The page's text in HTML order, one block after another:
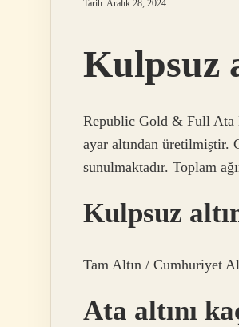
Tarih: Aralık 28, 2024
Kulpsuz
Republic Gold & Full Ata
ayar altından üretilmiştir.
sunulmaktadır. Toplam
Kulpsuz
Tam Altın / Cumhuriyet
Ata altını